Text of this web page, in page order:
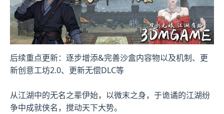
后续重点更新：逐步增添&完善沙盒内容物以及机制、更
新创意工坊2.0、更新无偿DLC等
从江湖中的无名之辈伊始，以微末之身，于诡谲的江湖纷
争中成就侠名，搅动天下大势。